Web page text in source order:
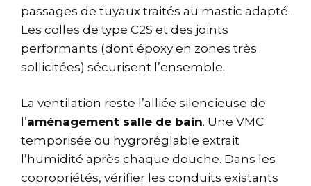
passages de tuyaux traités au mastic adapté.
Les colles de type C2S et des joints
performants (dont époxy en zones très
sollicitées) sécurisent l’ensemble.
La ventilation reste l’alliée silencieuse de
l’aménagement salle de bain. Une VMC
temporisée ou hygroréglable extrait
l’humidité après chaque douche. Dans les
copropriétés, vérifier les conduits existants